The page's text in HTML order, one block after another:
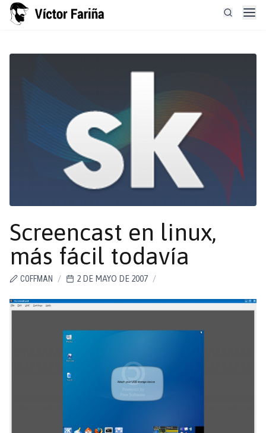
Screencast en linux,
más fácil todavía
COFFMAN / 2 DE MAYO DE 2007 /